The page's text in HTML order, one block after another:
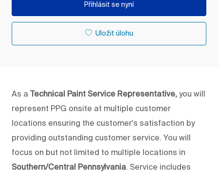
Přihlásit se nyní
Uložit úlohu
As a Technical Paint Service Representative, you will
represent PPG onsite at multiple customer
locations ensuring the customer's satisfaction by
providing outstanding customer service. You will
focus on but not limited to multiple locations in
Southern/Central Pennsylvania. Service includes